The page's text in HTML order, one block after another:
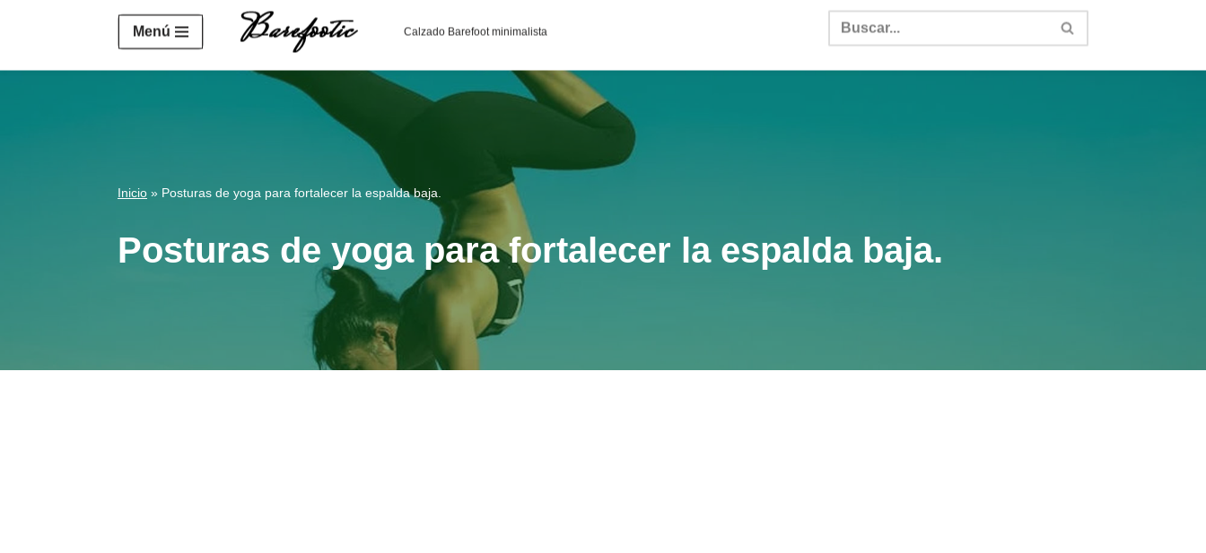
https://salesiq.zohopublic.eu/widget?wc=siq4a1451e70fa5f95c0398aa2df141a4ab237876b314bf4c92f4942fed1c49e92d
Saltar
Menú Calzado Barefoot minimalista
Inicio » Posturas de yoga para fortalecer la espalda baja.
Posturas de yoga para fortalecer la espalda baja.